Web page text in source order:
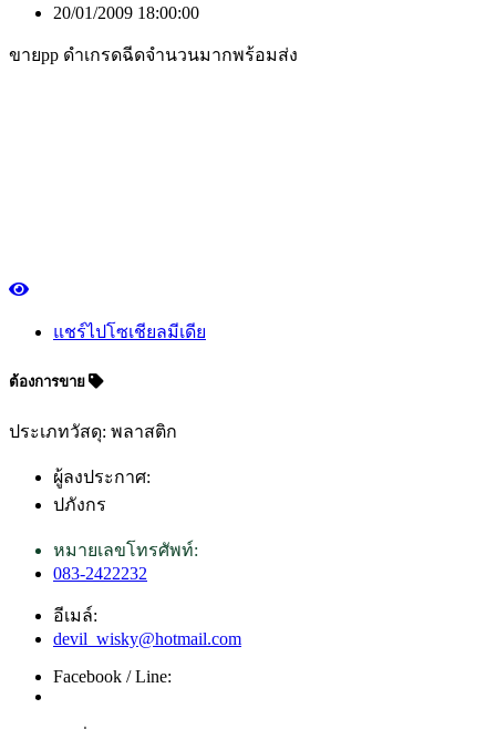
20/01/2009 18:00:00
ขายpp ดำเกรดฉีดจำนวนมากพร้อมส่ง
แชร์ไปโซเชียลมีเดีย
ต้องการขาย
ประเภทวัสดุ: พลาสติก
ผู้ลงประกาศ:
ปภังกร
หมายเลขโทรศัพท์:
083-2422232
อีเมล์:
devil_wisky@hotmail.com
Facebook / Line: